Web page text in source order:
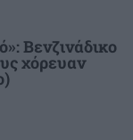
Βενζινάδικο
χόρευαν